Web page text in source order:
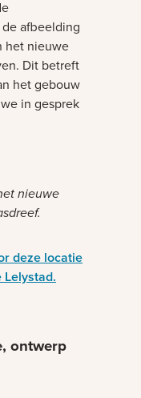
afbeelding
het nieuwe
Dit betreft
het gebouw
in gesprek
nieuwe
deze locatie
ontwerp